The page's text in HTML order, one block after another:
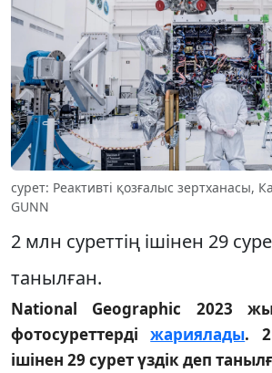
сурет: Реактивті қозғалыс зертханасы,
GUNN
2 млн суреттің ішінен 29
танылған.
National Geographic 2023
фотосуреттердіжариялады. 2
ішінен 29 сурет үздік деп